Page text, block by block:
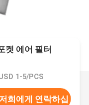
켓 에어 필터
1-5/PCS
저희에게 연락하십